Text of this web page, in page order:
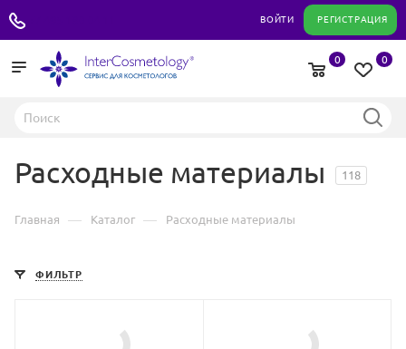
ВОЙТИ РЕГИСТРАЦИЯ
0
0
Расходные материалы 118
Главная — Каталог — Расходные материалы
ФИЛЬТР